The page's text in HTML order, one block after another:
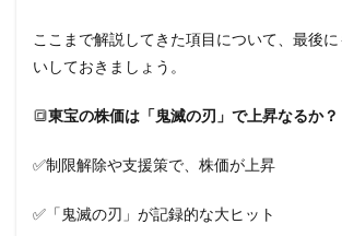
ここまで解説してきた項目について、最後
いしておきましょう。
🔳東宝の株価は「鬼滅の刃」で上昇なるか？
✅制限解除や支援策で、株価が上昇
✅「鬼滅の刃」が記録的な大ヒット